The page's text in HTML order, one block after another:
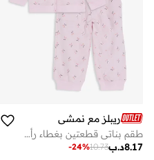
ريبلز مع نمشي
طقم بناتي قطعتين بغطاء رأس وسروال رياضي
د.ب8.17
10.73
-24%